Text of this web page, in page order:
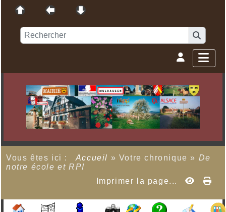
Vous êtes ici : Accueil » Votre chronique » De
notre école et RPI
Imprimer la page...